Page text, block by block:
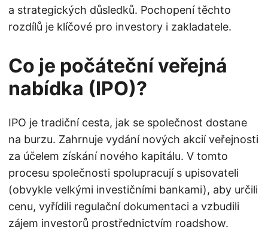
a strategických důsledků. Pochopení těchto
rozdílů je klíčové pro investory i zakladatele.
Co je počáteční veřejná
nabídka (IPO)?
IPO je tradiční cesta, jak se společnost dostane
na burzu. Zahrnuje vydání nových akcií veřejnosti
za účelem získání nového kapitálu. V tomto
procesu společnosti spolupracují s upisovateli
(obvykle velkými investičními bankami), aby určili
cenu, vyřídili regulační dokumentaci a vzbudili
zájem investorů prostřednictvím roadshow.